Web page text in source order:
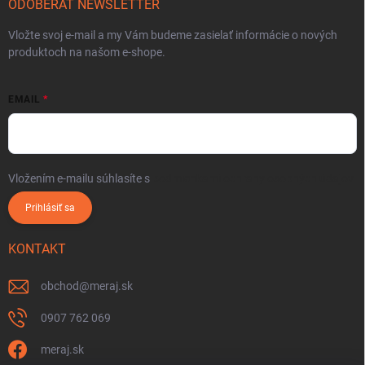
ODOBERAŤ NEWSLETTER
Vložte svoj e-mail a my Vám budeme zasielať informácie o nových
produktoch na našom e-shope.
EMAIL
Vložením e-mailu súhlasíte s
Prihlásiť sa
KONTAKT
obchod@meraj.sk
0907 762 069
meraj.sk